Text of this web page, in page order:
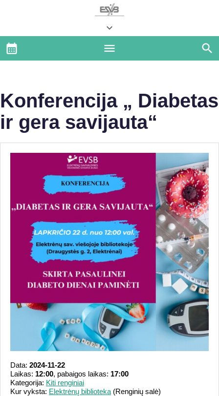
Konferencija „ Diabetas
ir gera savijauta“
Data: 2024-11-22
Laikas: 12:00, pabaigos laikas: 17:00
Kategorija: Kiti renginiai
Kur vyksta: Elektrėnų biblioteka (Renginių salė)